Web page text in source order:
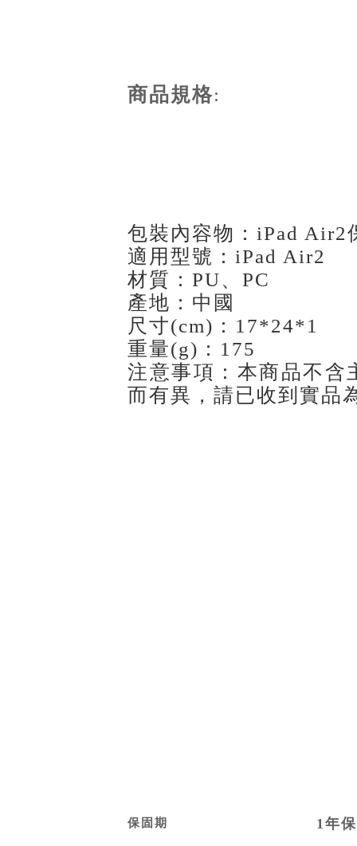
商品規格:
包裝內容物：iPad Air2
適用型號：iPad Air2
材質：PU、PC
產地：中國
尺寸(cm)：17*24*1
重量(g)：175
注意事項：本商品不含
而有異，請已收到實品
保固期 1 年